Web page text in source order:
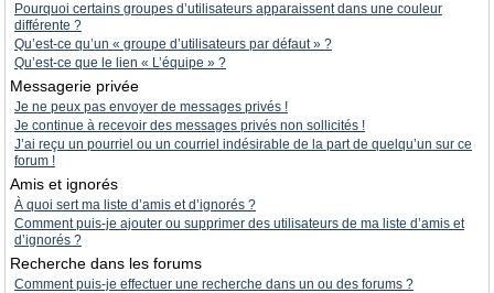
Pourquoi certains groupes d’utilisateurs apparaissent dans une couleur
différente ?
Qu’est-ce qu’un « groupe d’utilisateurs par défaut » ?
Qu’est-ce que le lien « L’équipe » ?
Messagerie privée
Je ne peux pas envoyer de messages privés !
Je continue à recevoir des messages privés non sollicités !
J’ai reçu un pourriel ou un courriel indésirable de la part de quelqu’un sur ce
forum !
Amis et ignorés
À quoi sert ma liste d’amis et d’ignorés ?
Comment puis-je ajouter ou supprimer des utilisateurs de ma liste d’amis et
d’ignorés ?
Recherche dans les forums
Comment puis-je effectuer une recherche dans un ou des forums ?